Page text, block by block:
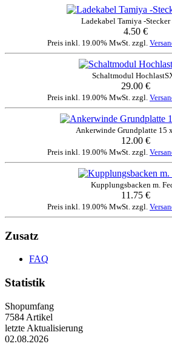
Ladekabel Tamiya -Stecker
4.50 €
Preis inkl. 19.00% MwSt. zzgl.
Schaltmodul
29.00 €
Preis inkl. 19.00% MwSt. zzgl.
Ankerwinde Grundplatte 15
12.00 €
Preis inkl. 19.00% MwSt. zzgl.
Kupplungsbacken m.
11.75 €
Preis inkl. 19.00% MwSt. zzgl.
Zusatz
FAQ
Statistik
Shopumfang
7584 Artikel
letzte Aktualisierung
02.08.2026